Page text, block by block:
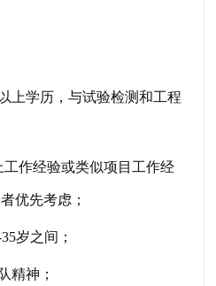
上学历，与试验检测和工程
工作经验或类似项目工作经
优先考虑；
岁之间；
精神；